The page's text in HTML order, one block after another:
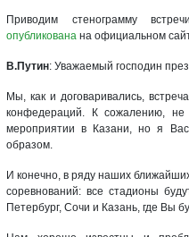
Приводим стенограмму
опубликована на официальном
В.Путин: Уважаемый господин
Мы, как и договаривались,
конфедераций. К сожалению, не
мероприятии в Казани, но я
образом.
И конечно, в ряду наших
соревнований: все стадионы
Петербург, Сочи и Казань, где Вы